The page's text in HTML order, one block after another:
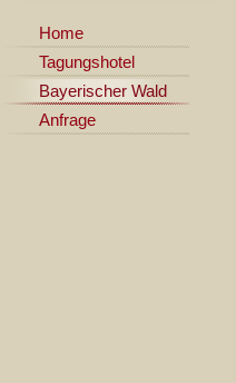
Home
Tagungshotel
Bayerischer Wald
Anfrage